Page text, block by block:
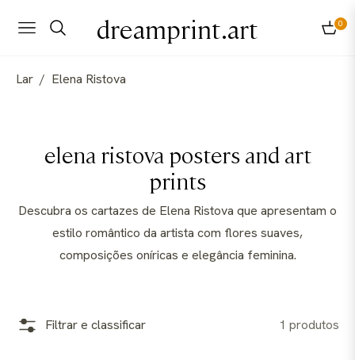
Navigation dreamprint.art 0
Lar / Elena Ristova
Coleção:
elena ristova posters and art
prints
Descubra os cartazes de Elena Ristova que apresentam o
estilo romântico da artista com flores suaves,
composições oníricas e elegância feminina.
Filtrar e classificar 1 produtos